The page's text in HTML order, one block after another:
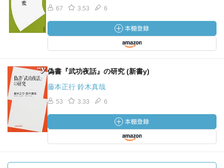
67 3.53 6
偽書『武功夜話』の研究 (新書y)
藤本正行 鈴木真哉
53 3.33 6